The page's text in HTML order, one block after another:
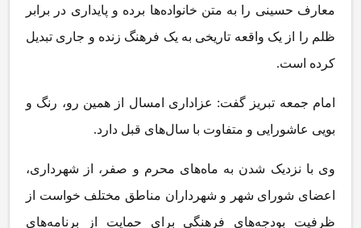
معارف حسینی را به متن خانواده‌ها برده و پایداری در برابر
ظلم را از یک واقعه تاریخی به یک فرهنگ زنده و جاری تبدیل
کرده است.
امام جمعه تبریز گفت: عزاداری امسال از همین رو، رنگ و
بویی عاشورایی و متفاوت با سال‌های قبل دارد.
وی با نزدیک شدن به ماه‌های محرم و صفر، از شهرداری،
اعضای شورای شهر و شهرداران مناطق مختلف خواست از
ظرفیت بودجه‌های فرهنگی برای حمایت از برنامه‌های